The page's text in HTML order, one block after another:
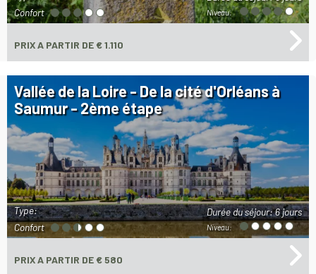
Niveau:
Confort
PRIXA PARTIR DE € 1.110
Vallée de la Loire - De la cité d'Orléans à
Saumur - 2ème étape
Durée du séjour:6 jours
Niveau:
Type:
Confort
PRIXA PARTIR DE € 580